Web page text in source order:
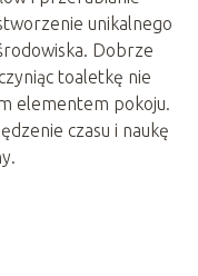
unikalnego
Dobrze
toaletkę nie
elementem pokoju.
czasu i naukę